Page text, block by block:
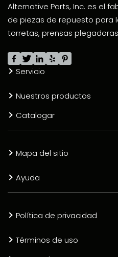
Alternative Parts, Inc. es el
de piezas de repuesto para
torretas, prensas
Servicio
Nuestros productos
Catalogar
Mapa del sitio
Ayuda
Política de privacidad
Términos de uso